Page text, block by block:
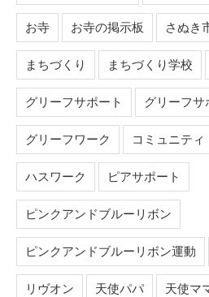
お寺 お寺の掲示板 さぬき
まちづくり まちづくり学校
グリーフサポート グリーフサ
グリーフワーク コミュニティ
ハスワーク ピアサポート
ピンクアンドブルーリボン
ピンクアンドブルーリボン運動
リヴオン 天使パパ 天使マ